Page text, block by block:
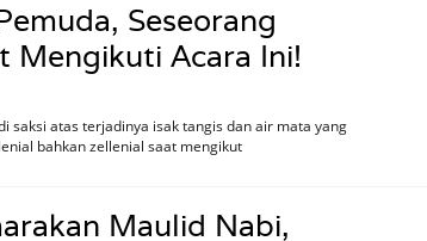
Seseorang
Mengikuti Acara Ini!
saksi atas terjadinya isak tangis dan air mata yang
bahkan zellenial saat mengikut
Maulid Nabi,